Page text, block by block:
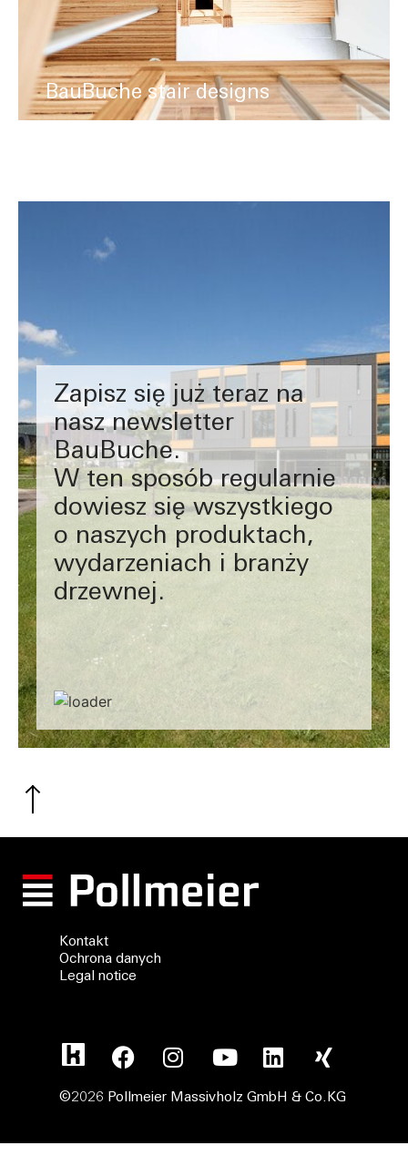
BauBuche stair designs
Zapisz się już teraz na
nasz newsletter
BauBuche.
W ten sposób regularnie
dowiesz się wszystkiego
o naszych produktach,
wydarzeniach i branży
drzewnej.
Kontakt
Ochrona danych
Legal notice
©2026 Pollmeier Massivholz GmbH & Co.KG